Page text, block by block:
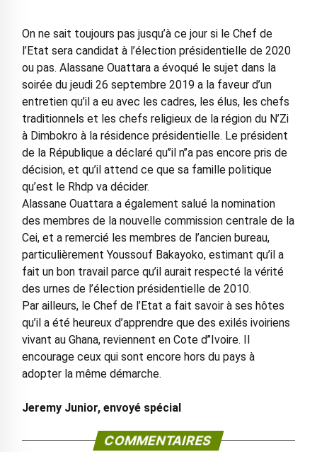
On ne sait toujours pas jusqu’à ce jour si le Chef de
l’Etat sera candidat à l’élection présidentielle de 2020
ou pas. Alassane Ouattara a évoqué le sujet dans la
soirée du jeudi 26 septembre 2019 a la faveur d’un
entretien qu’il a eu avec les cadres, les élus, les chefs
traditionnels et les chefs religieux de la région du N’Zi
à Dimbokro à la résidence présidentielle. Le président
de la République a déclaré qu’’il n’’a pas encore pris de
décision, et qu’il attend ce que sa famille politique
qu’est le Rhdp va décider.
Alassane Ouattara a également salué la nomination
des membres de la nouvelle commission centrale de la
Cei, et a remercié les membres de l’ancien bureau,
particulièrement Youssouf Bakayoko, estimant qu’il a
fait un bon travail parce qu’il aurait respecté la vérité
des urnes de l’élection présidentielle de 2010.
Par ailleurs, le Chef de l’Etat a fait savoir à ses hôtes
qu’il a été heureux d’apprendre que des exilés ivoiriens
vivant au Ghana, reviennent en Cote d’’Ivoire. Il
encourage ceux qui sont encore hors du pays à
adopter la même démarche.
Jeremy Junior, envoyé spécial
COMMENTAIRES